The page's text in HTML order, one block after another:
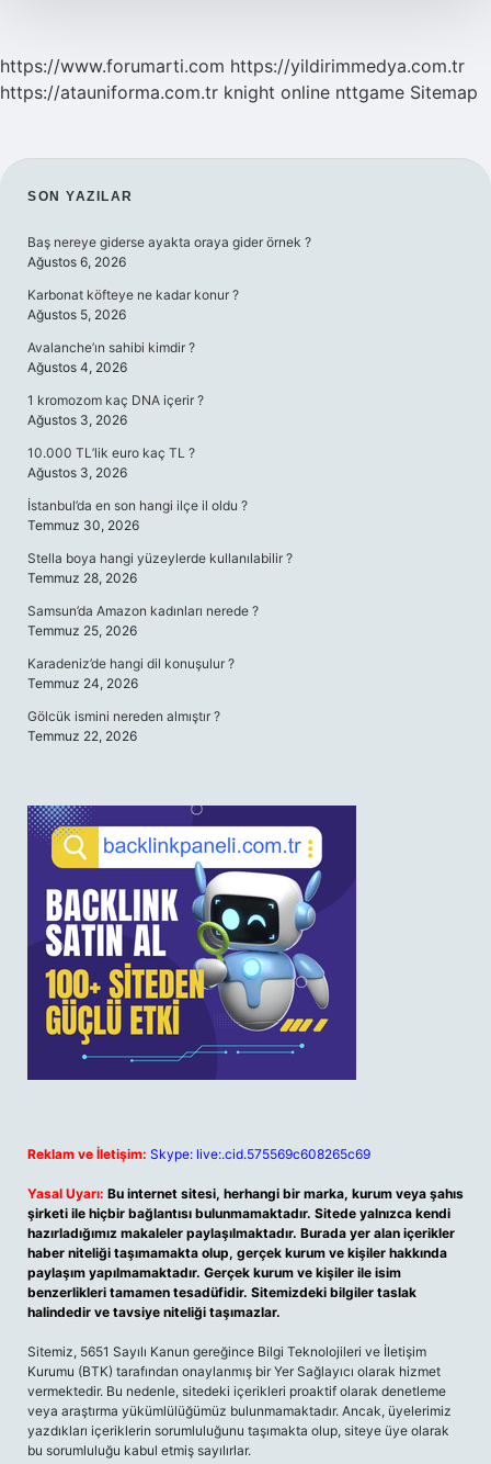
https://www.forumarti.com https://yildirimmedya.com.tr
https://atauniforma.com.tr knight online nttgame Sitemap
SIDEBAR
SON YAZILAR
Baş nereye giderse ayakta oraya gider örnek ?
Ağustos 6, 2026
Karbonat köfteye ne kadar konur ?
Ağustos 5, 2026
Avalanche’ın sahibi kimdir ?
Ağustos 4, 2026
1 kromozom kaç DNA içerir ?
Ağustos 3, 2026
10.000 TL’lik euro kaç TL ?
Ağustos 3, 2026
İstanbul’da en son hangi ilçe il oldu ?
Temmuz 30, 2026
Stella boya hangi yüzeylerde kullanılabilir ?
Temmuz 28, 2026
Samsun’da Amazon kadınları nerede ?
Temmuz 25, 2026
Karadeniz’de hangi dil konuşulur ?
Temmuz 24, 2026
Gölcük ismini nereden almıştır ?
Temmuz 22, 2026
Reklam ve İletişim: Skype: live:.cid.575569c608265c69
Yasal Uyarı: Bu internet sitesi, herhangi bir marka, kurum veya şahıs
şirketi ile hiçbir bağlantısı bulunmamaktadır. Sitede yalnızca kendi
hazırladığımız makaleler paylaşılmaktadır. Burada yer alan içerikler
haber niteliği taşımamakta olup, gerçek kurum ve kişiler hakkında
paylaşım yapılmamaktadır. Gerçek kurum ve kişiler ile isim
benzerlikleri tamamen tesadüfidir. Sitemizdeki bilgiler taslak
halindedir ve tavsiye niteliği taşımazlar.
Sitemiz, 5651 Sayılı Kanun gereğince Bilgi Teknolojileri ve İletişim
Kurumu (BTK) tarafından onaylanmış bir Yer Sağlayıcı olarak hizmet
vermektedir. Bu nedenle, sitedeki içerikleri proaktif olarak denetleme
veya araştırma yükümlülüğümüz bulunmamaktadır. Ancak, üyelerimiz
yazdıkları içeriklerin sorumluluğunu taşımakta olup, siteye üye olarak
bu sorumluluğu kabul etmiş sayılırlar.